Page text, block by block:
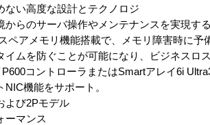
ない高度な設計とテクノロジ
からのサーバ操作やメンテナンスを実現す
ペアメモリ機能搭載で、メモリ障害時に
イムを防ぐことが可能になり、ビジネスロ
P600コントローラまたはSmartアレイ6i
NIC機能をサポート。
よび2Pモデル
ーマンス